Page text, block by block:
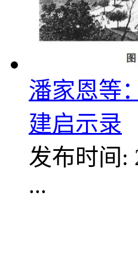
潘家恩等
建启示录
发布时间:
...